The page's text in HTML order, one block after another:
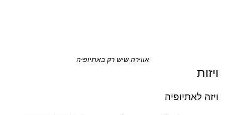
אווירה שיש רק באתיופיה
ויזות
ויזה לאתיופיה